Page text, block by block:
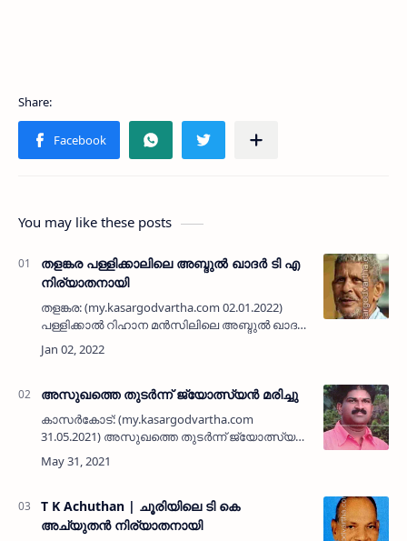
You may like these posts
തളങ്കര പള്ളിക്കാലിലെ അബ്ദുൽ ഖാദർ ടി എ
നിര്യാതനായി
തളങ്കര: (my.kasargodvartha.com 02.01.2022)
പള്ളിക്കാൽ റിഹാന മൻസിലിലെ അബ്ദുൽ ഖാദർ
ടി എ (66) നിര്യാതനായി. &nbs…
അസുഖത്തെ തുടർന്ന് ജ്യോത്സ്യന്‍ മരിച്ചു
കാസർകോട്: (my.kasargodvartha.com
31.05.2021) അസുഖത്തെ തുടർന്ന് ജ്യോത്സ്യന്‍
മരിച്ചു. കൊളത്തൂർ വരിക്കുളം ജ്യോതിർഭവനിലെ
പ്രദീപൻ (45) ആണ് മരിച്ചത്. ഞായറാഴ്ച
T K Achuthan | ചൂരിയിലെ ടി കെ
അച്യുതന്‍ നിര്യാതനായി